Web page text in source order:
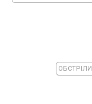
ОБСТРІЛИ